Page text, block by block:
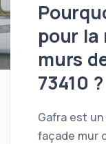
pour la
murs
73410 ?
Gafra est
façade mur